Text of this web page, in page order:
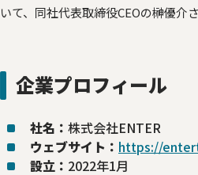
いて、同社代表取締役CEOの榊優介
企業プロフィール
社名： 株式会社ENTER
ウェブサイト： https://
設立： 2022年1月